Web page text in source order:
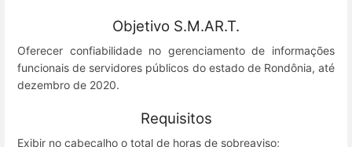
Objetivo S.M.AR.T.
Oferecer confiabilidade no gerenciamento de informações
funcionais de servidores públicos do estado de Rondônia, até
dezembro de 2020.
Requisitos
Exibir no cabeçalho o total de horas de sobreaviso;